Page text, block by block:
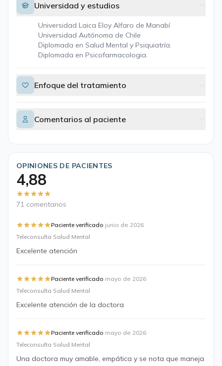
Universidad y estudios
Universidad Laica Eloy Alfaro de Manabí
Universidad Autónoma de Chile
Diplomada en Salud Mental y Psiquiatría.
Diplomada en Psicofarmacologia.
Enfoque del tratamiento
Comentarios al paciente
OPINIONES DE PACIENTES
4,88
71 comentarios
Paciente verificado·junio de 2026
Teleconsulta Salud Mental
Excelente atención
Paciente verificado·mayo de 2026
Teleconsulta Salud Mental
Excelente atención de la doctora
Paciente verificado·mayo de 2026
Teleconsulta Salud Mental
Una doctora muy amable, empática y se nota que maneja